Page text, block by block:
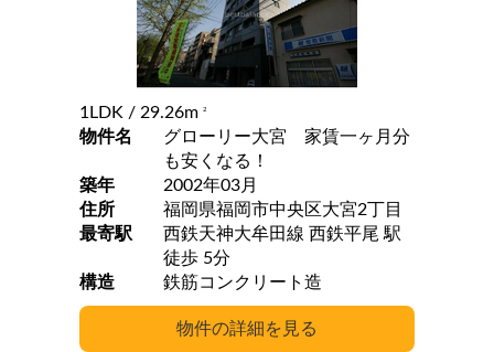
1LDK / 29.26m 2
物件名
グローリー大宮 家賃一ヶ月分
も安くなる！
築年
2002年03月
住所
福岡県福岡市中央区大宮2丁目
最寄駅
西鉄天神大牟田線 西鉄平尾 駅
徒歩 5分
構造
鉄筋コンクリート造